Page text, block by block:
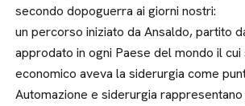
secondo dopoguerra ai giorni nostri:
un percorso iniziato da Ansaldo, partito
approdato in ogni Paese del mondo il cui
economico aveva la siderurgia come
Automazione e siderurgia